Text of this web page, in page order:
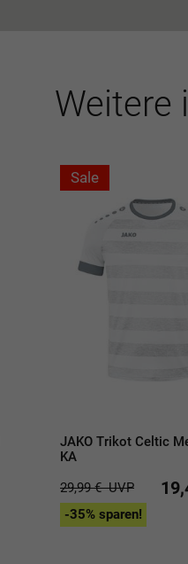
Weitere
Sale
JAKO Trikot Celtic
KA
29,99 €UVP
-35% sparen!